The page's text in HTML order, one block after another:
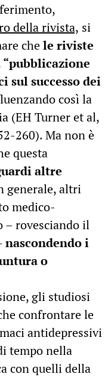
della rivista, si
chele riviste
sul successo dei
così la
(EH Turner et al,
260). Ma non è
questa
altre
generale, altri
medico-
– rovesciando il
nascondendo i
o
gli studiosi
confrontare le
antidepressivi
tempo nella
con quelli della